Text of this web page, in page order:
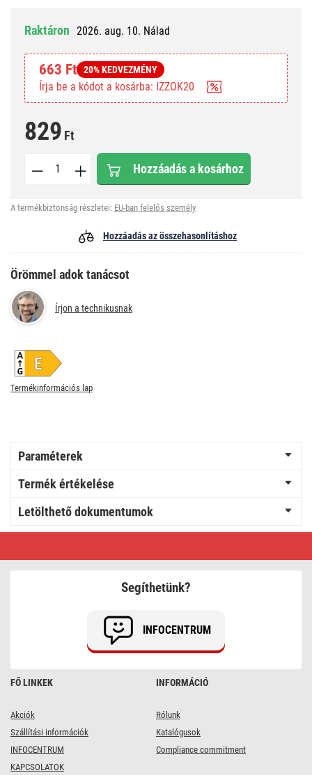
Raktáron 2026. aug. 10. Nálad
663 Ft 20% KEDVEZMÉNY
Írja be a kódot a kosárba: IZZOK20
829 Ft
Hozzáadás a kosárhoz
A termékbiztonság részletei: EU-ban felelős személy
Hozzáadás az összehasonlításhoz
Örömmel adok tanácsot
Írjon a technikusnak
Termékinformációs lap
Paraméterek
Termék értékelése
Letölthető dokumentumok
FŐ LINKEK
Akciók
Szállítási információk
INFOCENTRUM
KAPCSOLATOK
INFORMÁCIÓ
Rólunk
Katalógusok
Compliance commitment
Segíthetünk?
INFOCENTRUM